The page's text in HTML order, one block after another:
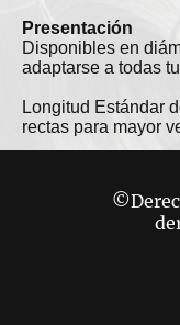
Presentación
Disponibles en
adaptarse a todas
Longitud Estándar
rectas para mayor